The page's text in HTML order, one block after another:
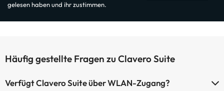
gelesen haben und ihr zustimmen.
Häufig gestellte Fragen zu Clavero Suite
Verfügt Clavero Suite über WLAN-Zugang?